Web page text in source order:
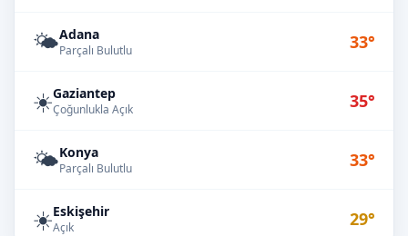
🌤️Adana
Parçalı Bulutlu 33°
☀️Gaziantep
Çoğunlukla Açık 35°
🌤️Konya
Parçalı Bulutlu 33°
☀️Eskişehir
Açık 29°